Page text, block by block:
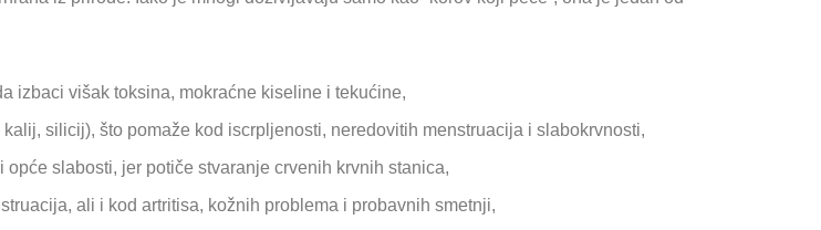
izbaci višak toksina, mokraćne kiseline i tekućine,
silicij), što pomaže kod iscrpljenosti, neredovitih menstruacija i slabokrvnosti,
slabosti, jer potiče stvaranje crvenih krvnih stanica,
ali i kod artritisa, kožnih problema i probavnih smetnji,